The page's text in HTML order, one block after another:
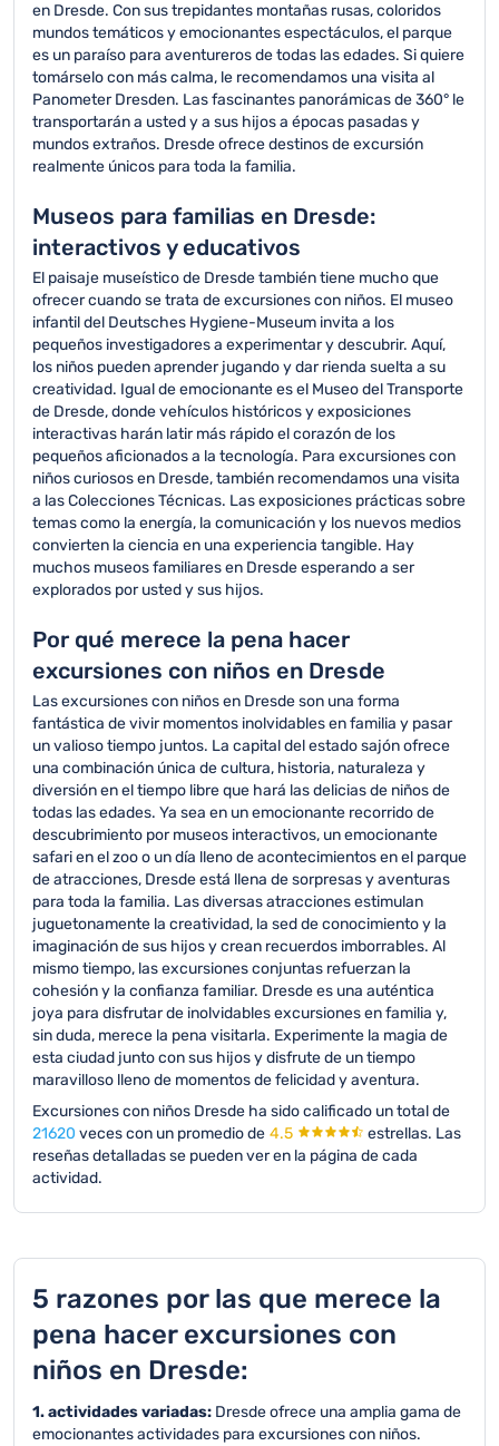
en Dresde. Con sus trepidantes montañas rusas, coloridos
mundos temáticos y emocionantes espectáculos, el parque
es un paraíso para aventureros de todas las edades. Si quiere
tomárselo con más calma, le recomendamos una visita al
Panometer Dresden. Las fascinantes panorámicas de 360° le
transportarán a usted y a sus hijos a épocas pasadas y
mundos extraños. Dresde ofrece destinos de excursión
realmente únicos para toda la familia.
Museos para familias en Dresde:
interactivos y educativos
El paisaje museístico de Dresde también tiene mucho que
ofrecer cuando se trata de excursiones con niños. El museo
infantil del Deutsches Hygiene-Museum invita a los
pequeños investigadores a experimentar y descubrir. Aquí,
los niños pueden aprender jugando y dar rienda suelta a su
creatividad. Igual de emocionante es el Museo del Transporte
de Dresde, donde vehículos históricos y exposiciones
interactivas harán latir más rápido el corazón de los
pequeños aficionados a la tecnología. Para excursiones con
niños curiosos en Dresde, también recomendamos una visita
a las Colecciones Técnicas. Las exposiciones prácticas sobre
temas como la energía, la comunicación y los nuevos medios
convierten la ciencia en una experiencia tangible. Hay
muchos museos familiares en Dresde esperando a ser
explorados por usted y sus hijos.
Por qué merece la pena hacer
excursiones con niños en Dresde
Las excursiones con niños en Dresde son una forma
fantástica de vivir momentos inolvidables en familia y pasar
un valioso tiempo juntos. La capital del estado sajón ofrece
una combinación única de cultura, historia, naturaleza y
diversión en el tiempo libre que hará las delicias de niños de
todas las edades. Ya sea en un emocionante recorrido de
descubrimiento por museos interactivos, un emocionante
safari en el zoo o un día lleno de acontecimientos en el parque
de atracciones, Dresde está llena de sorpresas y aventuras
para toda la familia. Las diversas atracciones estimulan
juguetonamente la creatividad, la sed de conocimiento y la
imaginación de sus hijos y crean recuerdos imborrables. Al
mismo tiempo, las excursiones conjuntas refuerzan la
cohesión y la confianza familiar. Dresde es una auténtica
joya para disfrutar de inolvidables excursiones en familia y,
sin duda, merece la pena visitarla. Experimente la magia de
esta ciudad junto con sus hijos y disfrute de un tiempo
maravilloso lleno de momentos de felicidad y aventura.
Excursiones con niños Dresde ha sido calificado un total de
21620 veces con un promedio de 4.5 estrellas. Las
reseñas detalladas se pueden ver en la página de cada
actividad.
5 razones por las que merece la
pena hacer excursiones con
niños en Dresde:
1. actividades variadas: Dresde ofrece una amplia gama de
emocionantes actividades para excursiones con niños.